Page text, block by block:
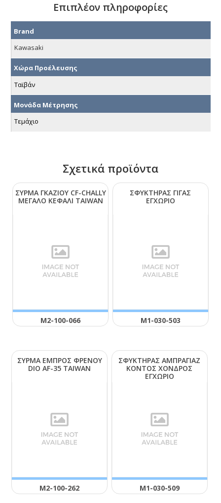
Επιπλέον πληροφορίες
Brand
Kawasaki
Χώρα Προέλευσης
Ταϊβάν
Μονάδα Μέτρησης
Τεμάχιο
Σχετικά προϊόντα
ΣΥΡΜΑ ΓΚΑΖΙΟΥ CF-CΗΑLLΥ
ΜΕΓΑΛΟ ΚΕΦΑΛΙ ΤΑΙWΑΝ
Μ2-100-066
ΣΦΥΚΤΗΡΑΣ ΓΙΓΑΣ
ΕΓΧΩΡΙΟ
Μ1-030-503
ΣΥΡΜΑ ΕΜΠΡΟΣ ΦΡΕΝΟΥ
DΙΟ ΑF-35 ΤΑΙWΑΝ
Μ2-100-262
ΣΦΥΚΤΗΡΑΣ ΑΜΠΡΑΓΙΑΖ
ΚΟΝΤΟΣ ΧΟΝΔΡΟΣ
ΕΓΧΩΡΙΟ
Μ1-030-509